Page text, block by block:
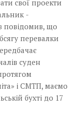
свої проекти
повідомив, що
перевалки
суден
і СМТП, маємо
бухті до 17